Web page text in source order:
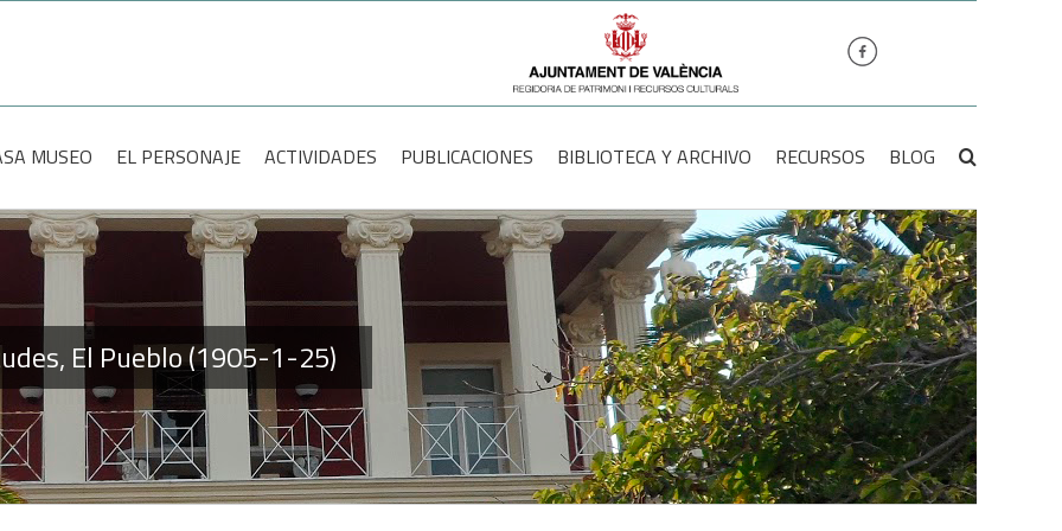
MUSEO
EL PERSONAJE ACTIVIDADES PUBLICACIONES BIBLIOTECA Y ARCHIVO RECURSOS BLOG
El Pueblo (1905-1-25)